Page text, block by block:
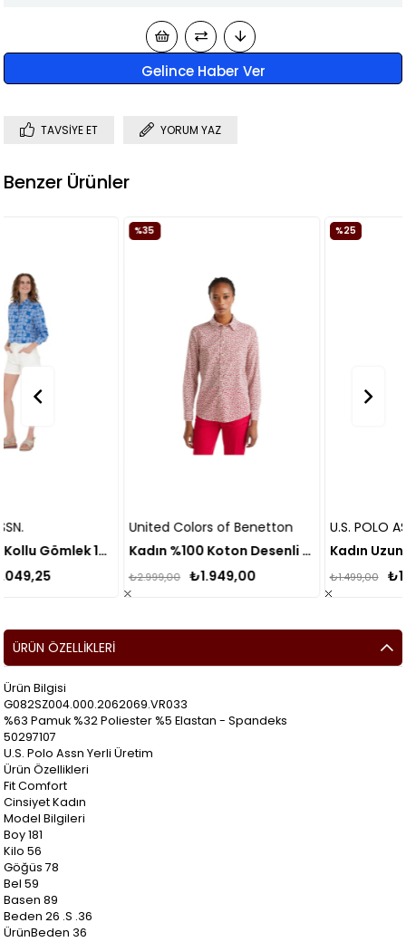
Gelince Haber Ver
TAVSIYE ET YORUM YAZ
Benzer Ürünler
Kadın Uzun Kollu Gömlek 1584344
United Colors of Benetton
Kadın %100 Koton Desenli Gömlek
₺1.949,00
₺2.999,00
U.S. POLO ASSN.
₺1.125,00
₺1.499,00
ÜRÜN ÖZELLIKLERI
Ürün Bilgisi
G082SZ004.000.2062069.VR033
%63 Pamuk %32 Poliester %5 Elastan - Spandeks
50297107
U.S. Polo Assn Yerli Üretim
Ürün Özellikleri
Fit Comfort
Cinsiyet Kadın
Model Bilgileri
Boy 181
Kilo 56
Göğüs 78
Bel 59
Basen 89
Beden 26 .S .36
ÜrünBeden 36